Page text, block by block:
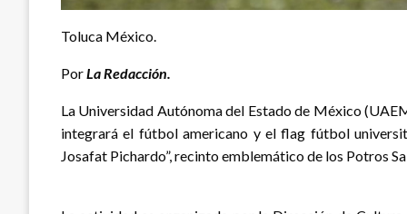
Toluca México.
PorLa Redacción.
La Universidad Autónoma del Estado de México
integrará el fútbol americano y el flag fútbol
Josafat Pichardo”, recinto emblemático de los Potros